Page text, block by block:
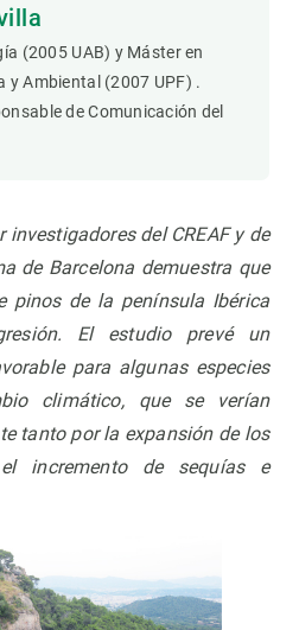
(2005 UAB) y Máster en
y Ambiental (2007 UPF) .
de Comunicación del
del CREAF y de
de Barcelona demuestra que
pinos de la península Ibérica
El estudio prevé un
para algunas especies
climático, que se verían
tanto por la expansión de los
incremento de sequías e